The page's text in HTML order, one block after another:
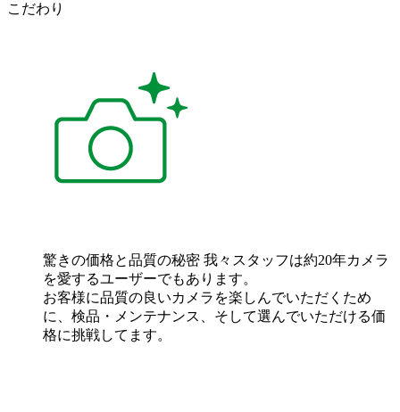
こだわり
驚きの価格と品質の秘密 我々スタッフは約20年カメラ
を愛するユーザーでもあります。
お客様に品質の良いカメラを楽しんでいただくため
に、検品・メンテナンス、そして選んでいただける価
格に挑戦してます。